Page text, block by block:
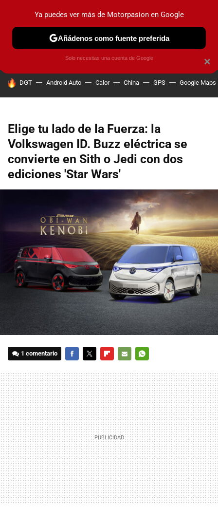
PRUEBAS COCHES ELÉCTRICOS OBSERVATORIO
HOY SE HABLA DE
DGT Android Auto Calor China GPS Google Maps
Elige tu lado de la Fuerza: la
Volkswagen ID. Buzz eléctrica se
convierte en Sith o Jedi con dos
ediciones 'Star Wars'
1 comentario
MAIL
×
Ya puedes ver más de Motorpasion en Google
Añádenos como fuente preferida
Solo necesitas una cuenta de Google